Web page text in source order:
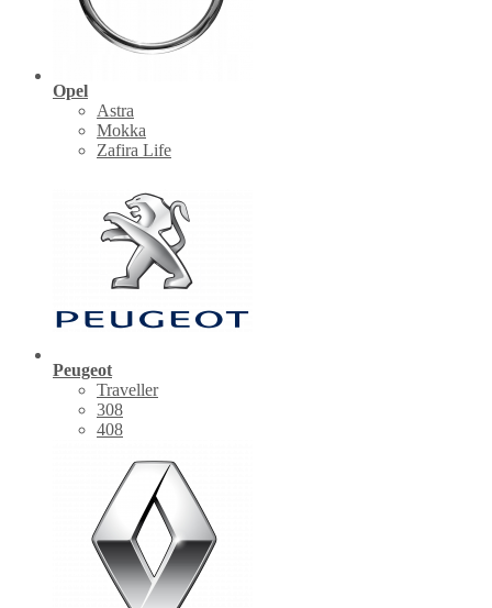
Opel
Astra
Mokka
Zafira Life
Peugeot
Traveller
308
408